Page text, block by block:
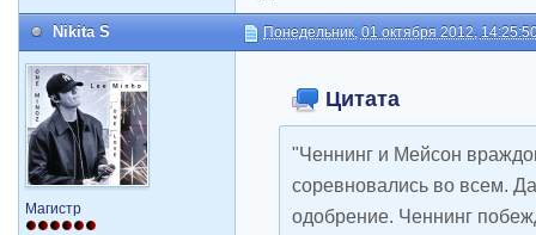
Nikita S Понедельник, 01 октября 2012,
Магистр
Цитата
"Ченнинг и Мейсон
соревновались во всем.
одобрение. Ченнинг